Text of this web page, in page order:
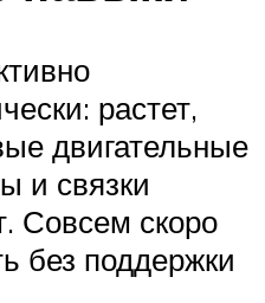
растет,
двигательные
и связки
Совсем скоро
без поддержки